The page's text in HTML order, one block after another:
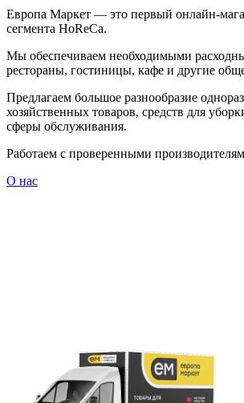
Европа Маркет — это первый онлайн-
сегмента HoReCa.
Мы обеспечиваем необходимыми
рестораны, гостиницы, кафе и другие
Предлагаем большое разнообразие
хозяйственных товаров, средств для
сферы обслуживания.
Работаем с проверенными
О нас